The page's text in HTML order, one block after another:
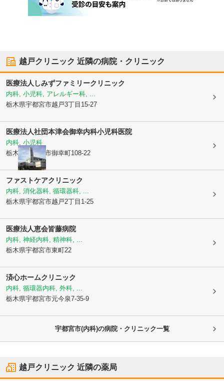
越戸クリニック 近隣の病院・クリニック
医療法人 しみずファミリークリニック
内科, 小児科, アレルギー科, ...
栃木県宇都宮市越戸3丁目15-27
医療法人社団本津会御幸内科小児科医院
内科, 小児科
栃木県宇都宮市御幸町108-22
ファストケアクリニック
内科, 消化器科, 循環器科, ...
栃木県宇都宮市越戸2丁目1-25
医療法人恵会皆藤病院
内科, 神経内科, 精神科, ...
栃木県宇都宮市東町22
済心ホームクリニック
内科, 循環器内科, 外科, ...
栃木県宇都宮市元今泉7-35-9
宇都宮市(内科)の病院・クリニック一覧
越戸クリニック 近隣の薬局